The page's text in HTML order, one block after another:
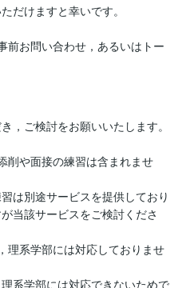
だけますと幸いです。
前お問い合わせ，あるいはトー
，ご検討をお願いいたします。
削や面接の練習は含まれませ
は別途サービスを提供しており
当該サービスをご検討くださ
理系学部には対応しておりませ
系学部には対応できないためで